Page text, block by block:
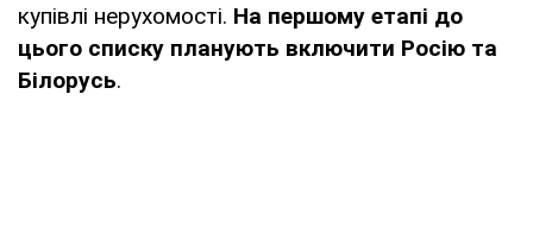
купівлі нерухомості. На першому етапі до
цього списку планують включити Росію та
Білорусь.